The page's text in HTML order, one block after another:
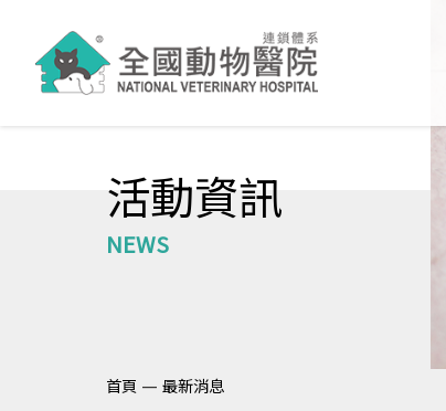
活動資訊
NEWS
首頁 — 最新消息